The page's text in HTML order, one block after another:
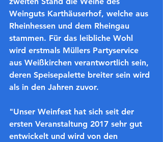
Weinguts Karthäuserhof, welche aus
Rheinhessen und dem Rheingau
stammen. Für das leibliche Wohl
wird erstmals Müllers Partyservice
aus Weißkirchen verantwortlich sein,
deren Speisepalette breiter sein wird
als in den Jahren zuvor.
"Unser Weinfest hat sich seit der
ersten Veranstaltung 2017 sehr gut
entwickelt und wird von den